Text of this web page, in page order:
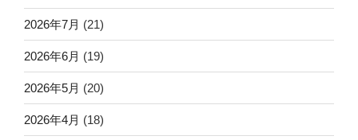
2026年7月 (21)
2026年6月 (19)
2026年5月 (20)
2026年4月 (18)